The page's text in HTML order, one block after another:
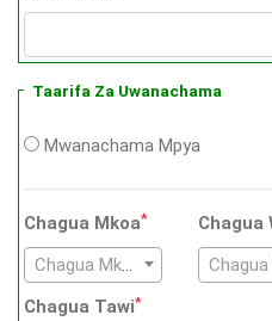
Taarifa Za Uwanachama
Mwanachama Mpya
Chagua Mkoa*
Chagua Mkoa
Chagua
Chagua Tawi*